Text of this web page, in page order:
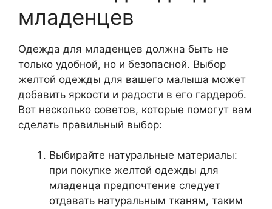
младенцев
Одежда для младенцев должна быть не
только удобной, но и безопасной. Выбор
желтой одежды для вашего малыша может
добавить яркости и радости в его гардероб.
Вот несколько советов, которые помогут вам
сделать правильный выбор:
Выбирайте натуральные материалы:
при покупке желтой одежды для
младенца предпочтение следует
отдавать натуральным тканям, таким